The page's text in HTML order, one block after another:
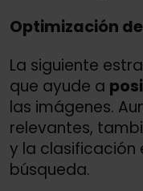
Optimización
La siguiente
que ayude a
las imágenes.
relevantes,
y la clasificación
búsqueda.